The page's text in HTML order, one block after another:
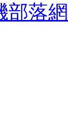
部落網